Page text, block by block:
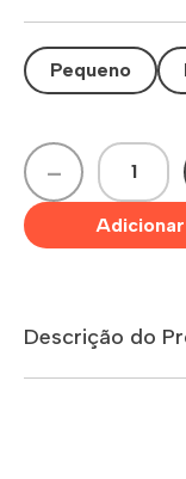
Pequeno
-
Descrição do